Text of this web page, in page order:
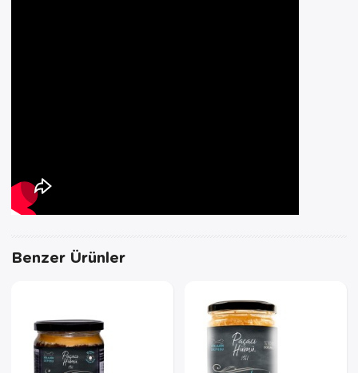
Benzer Ürünler